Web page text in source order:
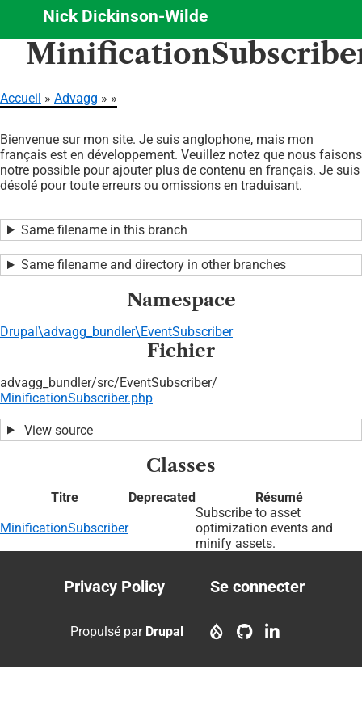
Aller
principal
Nick Dickinson-Wilde
d'Ariane
Accueil Advagg
Bienvenue sur mon site. Je suis anglophone, mais mon
français est en développement. Veuillez notez que nous faisons
notre possible pour ajouter plus de contenu en français. Je suis
désolé pour toute erreurs ou omissions en traduisant.
Same filename in this branch
Same filename and directory in other branches
Namespace
Drupal\advagg_bundler\EventSubscriber
Fichier
advagg_bundler/src/EventSubscriber/
MinificationSubscriber.php
View source
Classes
Titre Deprecated
Résumé
MinificationSubscriber
Subscribe to asset
optimization events and
minify assets.
Footer
menu
Privacy Policy
account
Se connecter
Propulsé par Drupal